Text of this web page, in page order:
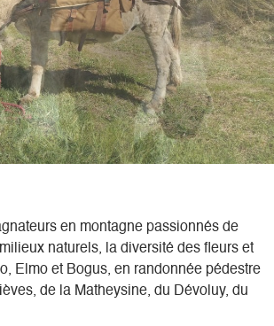
en montagne passionnés de
naturels, la diversité des fleurs et
Elmo et Bogus, en randonnée pédestre
de la Matheysine, du Dévoluy, du